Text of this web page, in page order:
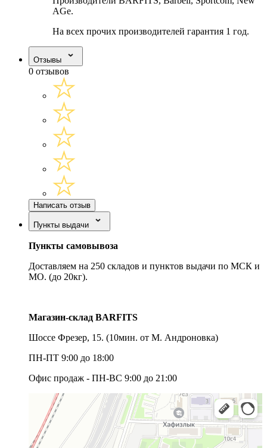
AGe.
На всех прочих производителей гарантия 1 год.
Отзывы
0 отзывов
Написать отзыв
Пункты выдачи
Пункты самовывоза
Доставляем на 250 складов и пунктов выдачи по МСК и
МО. (до 20кг).
Магазин-склад BARFITS
Шоссе Фрезер, 15. (10мин. от М. Андроновка)
ПН-ПТ 9:00 до 18:00
Офис продаж - ПН-ВС 9:00 до 21:00